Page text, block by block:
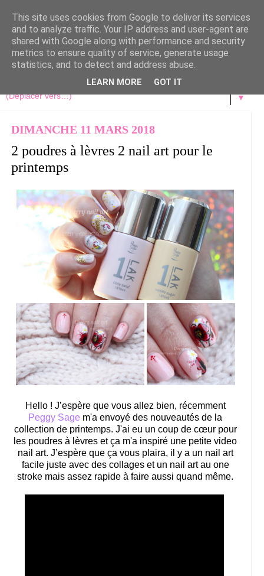
▼
DIMANCHE 11 MARS 2018
2 poudres à lèvres 2 nail art pour le
printemps
Hello ! J’espère que vous allez bien, récemment
Peggy Sage m'a envoyé des nouveautés de la
collection de printemps. J'ai eu un coup de cœur pour
les poudres à lèvres et ça m'a inspiré une petite video
nail art. J’espère que ça vous plaira, il y a un nail art
facile juste avec des collages et un nail art au one
stroke mais assez rapide à faire aussi quand même.
This site uses cookies from Google to deliver its services
and to analyze traffic. Your IP address and user-agent are
shared with Google along with performance and security
metrics to ensure quality of service, generate usage
statistics, and to detect and address abuse.
LEARN MORE GOT IT